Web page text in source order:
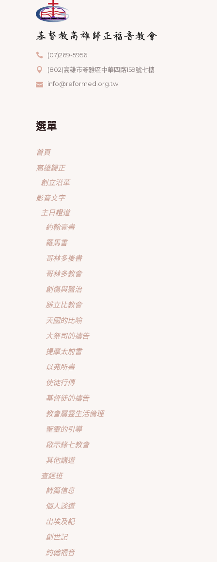
(07)269-5956
(802)高雄市苓雅區中華四路159號七樓
info@reformed.org.tw
選單
首頁
高雄歸正
創立沿革
影音文字
主日證道
約翰壹書
羅馬書
哥林多後書
哥林多教會
創傷與醫治
腓立比教會
天國的比喻
大祭司的禱告
提摩太前書
以弗所書
使徒行傳
基督徒的禱告
教會屬靈生活倫理
聖靈的引導
啟示錄七教會
其他講道
查經班
詩篇信息
個人談道
出埃及記
創世記
約翰福音